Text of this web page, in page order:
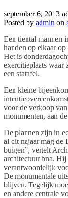
september 6, 2013
Posted by admin on
Een tiental mannen
handen op elkaar
Het is
exercitieplaats waar
een statafel.
Een kleine
voor de verkoop
monumenten, aan
De plannen zijn in
al dit najaar mag de
buigen”, vertelt
architectuur bna. Hij
verantwoordelijk
De monumentale
blijven. Tegelijk
en andere centrale